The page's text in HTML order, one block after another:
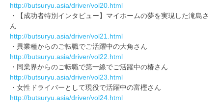
http://butsuryu.asia/driver/vol20.html
・【成功者特別インタビュー】マイホームの夢を実現した滝島さ
ん
http://butsuryu.asia/driver/vol21.html
・異業種からのご転職でご活躍中の大角さん
http://butsuryu.asia/driver/vol22.html
・同業界からのご転職で第一線でご活躍中の椿さん
http://butsuryu.asia/driver/vol23.html
・女性ドライバーとして現役で活躍中の富樫さん
http://butsuryu.asia/driver/vol24.html